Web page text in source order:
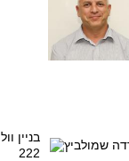
בניין
222